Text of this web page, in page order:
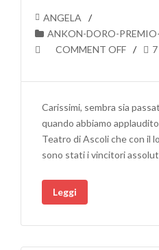
ANGELA
ANKON-DORO-
COMMENT OFF
7
Carissimi, sembra sia
quando abbiamo
Teatro di Ascoli che con il
sono stati i vincitori
Leggi